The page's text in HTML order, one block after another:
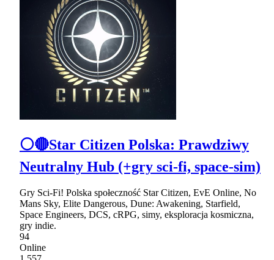
⚪🔴Star Citizen Polska: Prawdziwy
Neutralny Hub (+gry sci-fi, space-sim)
Gry Sci-Fi! Polska społeczność Star Citizen, EvE Online, No
Mans Sky, Elite Dangerous, Dune: Awakening, Starfield,
Space Engineers, DCS, cRPG, simy, eksploracja kosmiczna,
gry indie.
94
Online